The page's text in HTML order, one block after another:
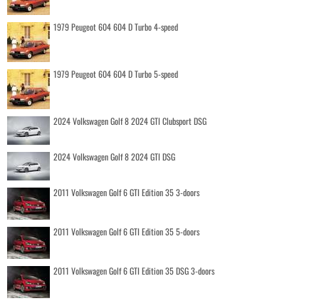
1979 Peugeot 604 604 D Turbo 4-speed
1979 Peugeot 604 604 D Turbo 5-speed
2024 Volkswagen Golf 8 2024 GTI Clubsport DSG
2024 Volkswagen Golf 8 2024 GTI DSG
2011 Volkswagen Golf 6 GTI Edition 35 3-doors
2011 Volkswagen Golf 6 GTI Edition 35 5-doors
2011 Volkswagen Golf 6 GTI Edition 35 DSG 3-doors